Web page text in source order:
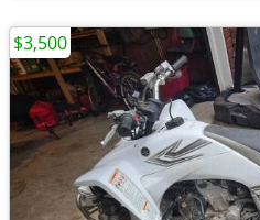
$3,500